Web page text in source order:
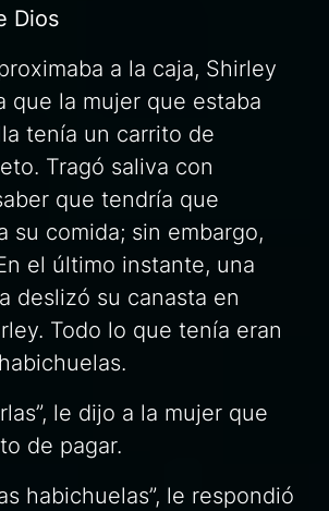
Dios
a la caja, Shirley
que la mujer que estaba
tenía un carrito de
Tragó saliva con
que tendría que
su comida; sin embargo,
el último instante, una
deslizó su canasta en
Todo lo que tenía eran
le dijo a la mujer que
de pagar.
habichuelas”, le respondió